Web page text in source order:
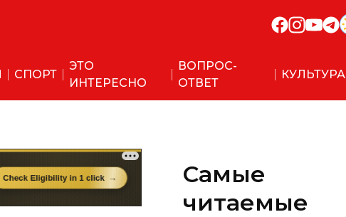
СПОРТ
ЭТО
ИНТЕРЕСНО
ВОПРОС-
ОТВЕТ
КУЛЬТУРА
Самые
читаемые